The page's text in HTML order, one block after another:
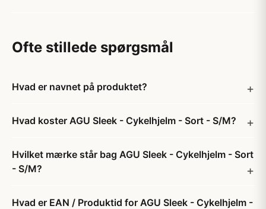
Ofte stillede spørgsmål
Hvad er navnet på produktet?
Hvad koster AGU Sleek - Cykelhjelm - Sort - S/M?
Hvilket mærke står bag AGU Sleek - Cykelhjelm - Sort
- S/M?
Hvad er EAN / Produktid for AGU Sleek - Cykelhjelm -